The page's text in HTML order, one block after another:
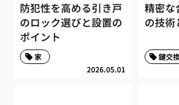
防犯性を高める引き戸
のロック選びと設置の
ポイント
2026.05.01
家
精密な
の技術
鍵交